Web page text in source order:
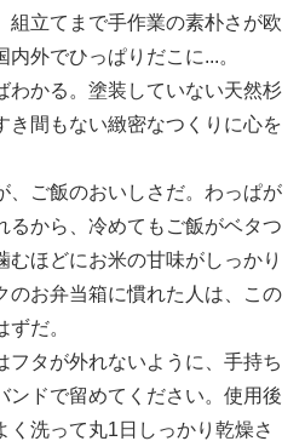
組立てまで手作業の素朴さが欧
外でひっぱりだこに...。
かる。塗装していない天然杉
き間もない緻密なつくりに心を
ご飯のおいしさだ。わっぱが
るから、冷めてもご飯がベタつ
むほどにお米の甘味がしっかり
のお弁当箱に慣れた人は、この
だ。
タが外れないように、手持ち
ンドで留めてください。使用後
く洗って丸1日しっかり乾燥さ